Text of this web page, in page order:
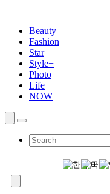
Beauty
Fashion
Star
Style+
Photo
Life
NOW